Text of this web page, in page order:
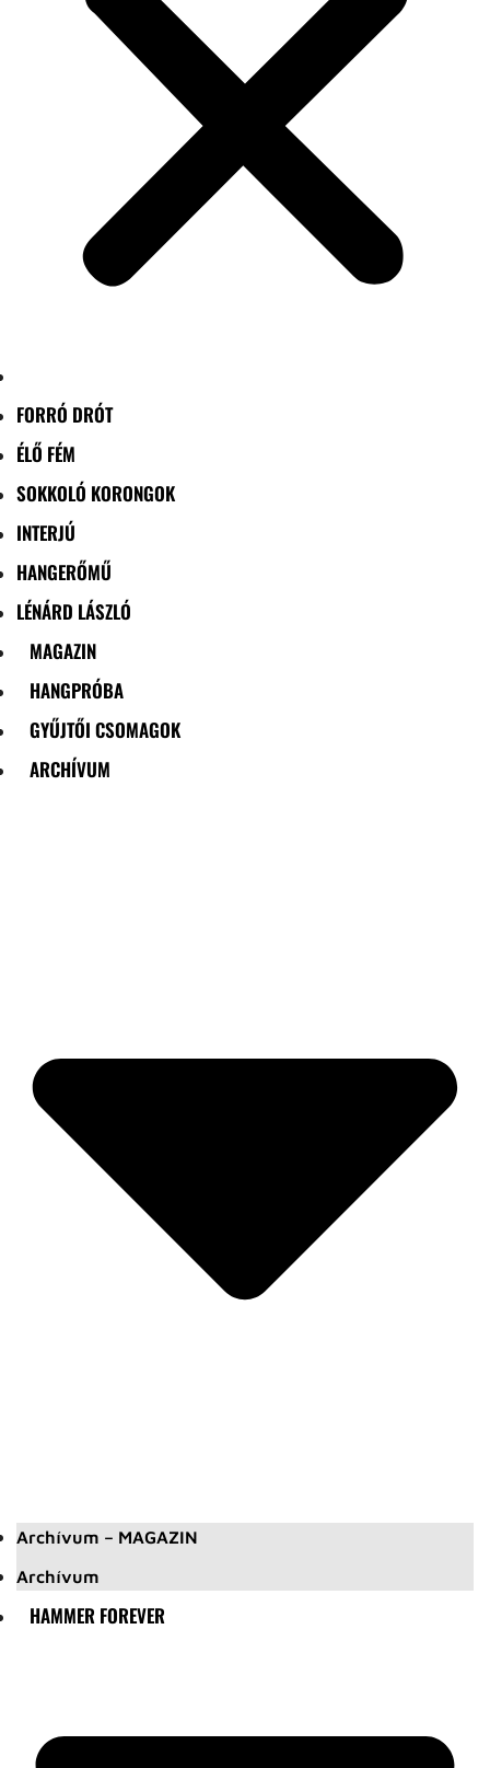
FORRÓ DRÓT
ÉLŐ FÉM
SOKKOLÓ KORONGOK
INTERJÚ
HANGERŐMŰ
LÉNÁRD LÁSZLÓ
MAGAZIN
HANGPRÓBA
GYŰJTŐI CSOMAGOK
ARCHÍVUM
Archívum – MAGAZIN
Archívum
HAMMER FOREVER